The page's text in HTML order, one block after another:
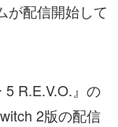
が配信開始して
R.E.V.O.』の
2版の配信